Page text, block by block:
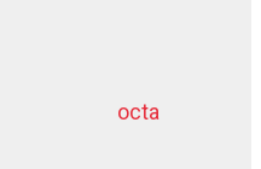
octa
dziļurbums